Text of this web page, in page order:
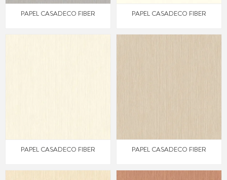
PAPEL CASADECO FIBER PAPEL CASADECO FIBER
PAPEL CASADECO FIBER PAPEL CASADECO FIBER